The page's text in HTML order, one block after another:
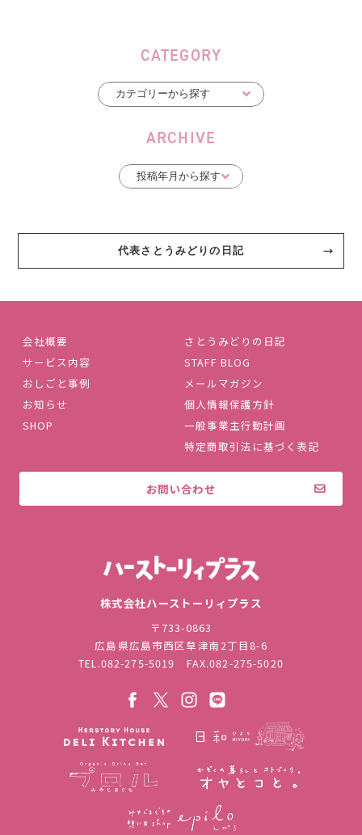
CATEGORY
ARCHIVE
代表さとうみどりの日記
会社概要
サービス内容
おしごと事例
お知らせ
SHOP
さとうみどりの日記
STAFF BLOG
メールマガジン
個人情報保護方針
一般事業主行動計画
特定商取引法に基づく表記
お問い合わせ
株式会社ハーストーリィプラス
〒733-0863
広島県広島市西区草津南2丁目8-6
TEL.082-275-5019 FAX.082-275-5020